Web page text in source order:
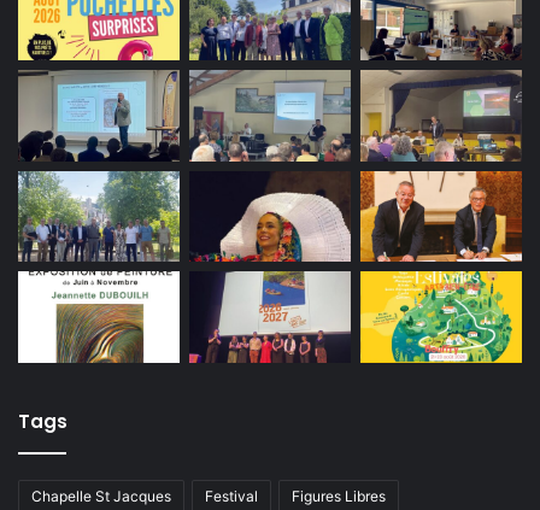
Tags
Chapelle St Jacques Festival Figures Libres